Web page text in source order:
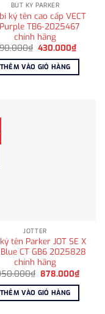
BÚT KÝ PARKER
ký tên cao cấp VECT
TB6-2025467
chính hãng
₫ Giá
là:
590.000₫.
430.000₫Giá
hiện
tại
THÊM VÀO GIỎ HÀNG
JOTTER
tên Parker JOT SE X
CT GB6 2025828
chính hãng
₫ Giá
là:
1.050.000₫.
878.000₫Giá
hiện
THÊM VÀO GIỎ HÀNG